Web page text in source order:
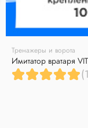
Тренажеры и ворота
Имитатор вратаря